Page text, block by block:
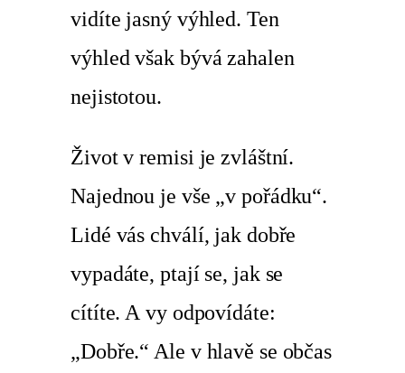
vidíte jasný výhled. Ten
výhled však bývá zahalen
nejistotou.
Život v remisi je zvláštní.
Najednou je vše „v pořádku“.
Lidé vás chválí, jak dobře
vypadáte, ptají se, jak se
cítíte. A vy odpovídáte:
„Dobře.“ Ale v hlavě se občas